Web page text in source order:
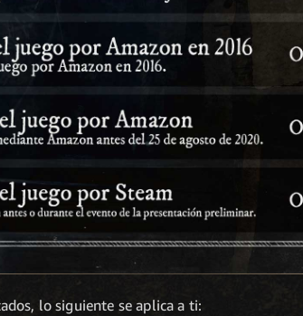
lo siguiente se aplica a ti: